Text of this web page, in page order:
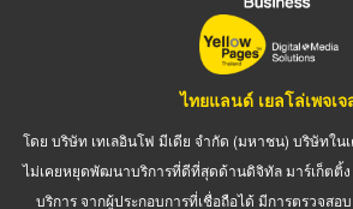
ไทยแลนด์ เยลโล่เพจเจ
โดย บริษัท เทเลอินโฟ มีเดีย จำกัด (มหาชน) บริษัทใน
ไม่เคยหยุดพัฒนาบริการที่ดีที่สุดด้านดิจิทัล มาร์เก็ตติ้
บริการ จากผู้ประกอบการที่เชื่อถือได้ มีการตรวจส